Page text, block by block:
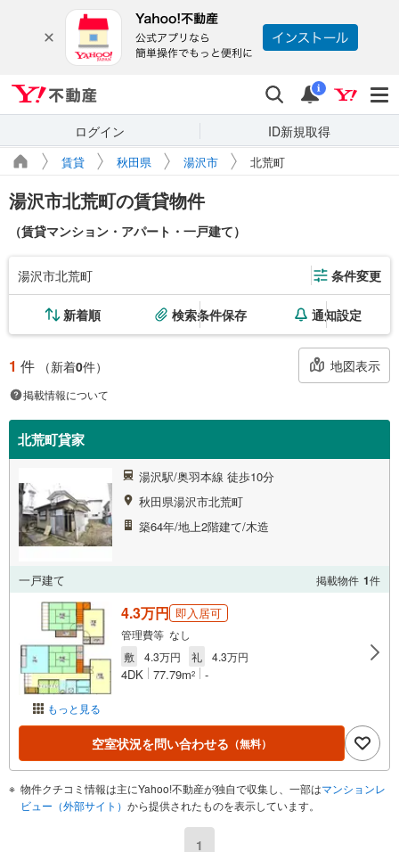
検索 通知
i
ログイン ID新規取得
賃貸 秋田県 湯沢市 北荒町
湯沢市北荒町の賃貸物件
（賃貸マンション・アパート・一戸建て）
湯沢市北荒町 条件変更
新着順 検索条件保存 通知設定
1 件 （新着0件） 地図表示
掲載情報について
北荒町貸家
湯沢駅/奥羽本線 徒歩10分
秋田県湯沢市北荒町
築64年/地上2階建て/木造
一戸建て 掲載物件 1件
もっと見る
4.3万円 即入居可
管理費等 なし
敷
4.3万円 礼 4.3万円
4DK 77.79m2 -
空室状況を問い合わせる （無料）
物件クチコミ情報は主にYahoo!不動産が独自で収集し、一部はマンションレ
ビュー（外部サイト） から提供されたものを表示しています。
1